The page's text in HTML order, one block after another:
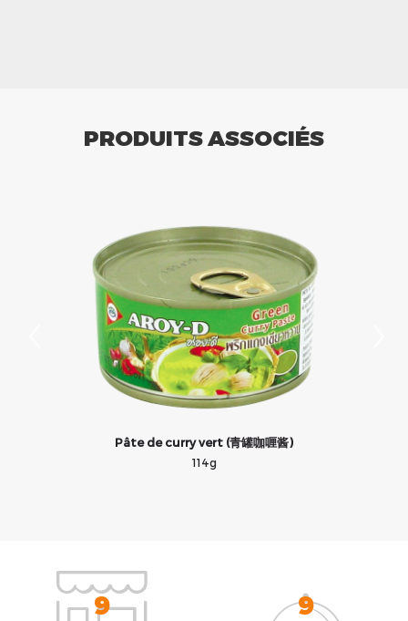
PRODUITS ASSOCIÉS
Pâte de curry vert (青罐咖喱酱)
114g
9 9